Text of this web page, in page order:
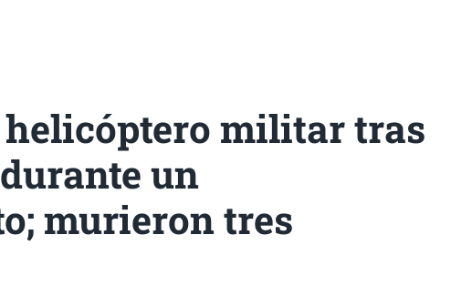
militar tras
un
murieron tres